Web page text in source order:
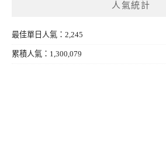
人氣統計
最佳單日人氣：2,245
累積人氣：1,300,079